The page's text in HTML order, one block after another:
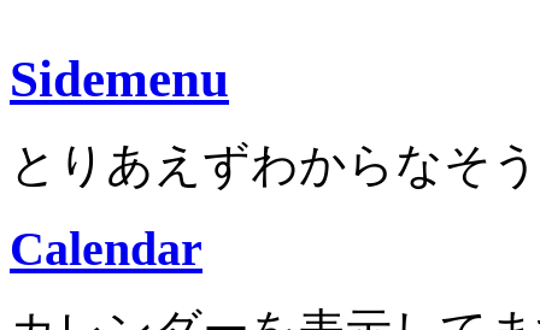
Sidemenu
とりあえずわからなそ
Calendar